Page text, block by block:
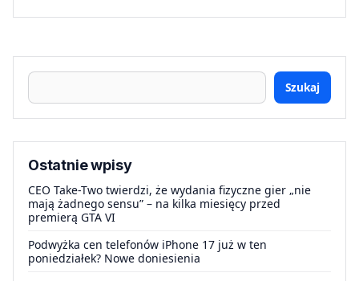
Szukaj
Ostatnie wpisy
CEO Take-Two twierdzi, że wydania fizyczne gier „nie
mają żadnego sensu” – na kilka miesięcy przed
premierą GTA VI
Podwyżka cen telefonów iPhone 17 już w ten
poniedziałek? Nowe doniesienia